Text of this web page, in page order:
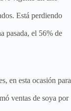
Está perdiendo
pasada, el 56% de
en esta ocasión para
ventas de soya por